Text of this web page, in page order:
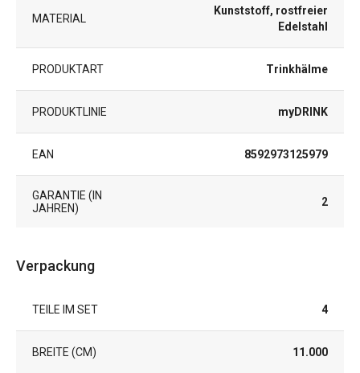
MATERIAL
Kunststoff, rostfreier
Edelstahl
PRODUKTART Trinkhälme
PRODUKTLINIE myDRINK
EAN 8592973125979
GARANTIE (IN
JAHREN)
2
Verpackung
TEILE IM SET 4
BREITE (CM) 11.000